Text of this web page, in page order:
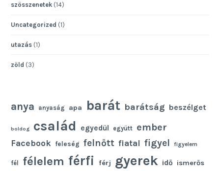
szösszenetek (14)
Uncategorized (1)
utazás (1)
zöld (3)
anya anyaság apa barát barátság beszélget
boldog család egyedül együtt ember
Facebook feleség felnőtt fiatal figyel figyelem
fél félelem férfi férj gyerek idő ismerős